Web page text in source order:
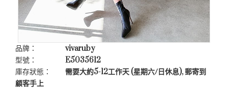
品牌：
vivaruby
型號：
E5035612
庫存狀態：
需要大約5-12工作天 (星期六/日休息), 郵寄到
顧客手上